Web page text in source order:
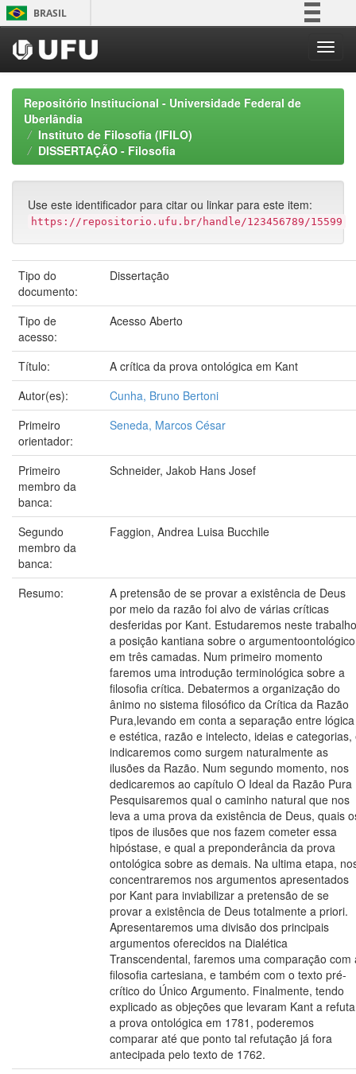
Skip
navigation
BRASIL
Participe
Acesso à informação
Repositório Institucional - Universidade Federal de
Uberlândia
Instituto de Filosofia (IFILO)
DISSERTAÇÃO - Filosofia
Use este identificador para citar ou linkar para este item:
https://repositorio.ufu.br/handle/123456789/15599
Tipo do
documento:
Dissertação
Tipo de
acesso:
Acesso Aberto
Título:
A crítica da prova ontológica em Kant
Autor(es):
Cunha, Bruno Bertoni
Primeiro
orientador:
Seneda, Marcos César
Primeiro
membro da
banca:
Schneider, Jakob Hans Josef
Segundo
membro da
banca:
Faggion, Andrea Luisa Bucchile
Resumo:
A pretensão de se provar a existência de Deus
por meio da razão foi alvo de várias críticas
desferidas por Kant. Estudaremos neste trabalho
a posição kantiana sobre o argumentoontológico
em três camadas. Num primeiro momento
faremos uma introdução terminológica sobre a
filosofia crítica. Debatermos a organização do
ânimo no sistema filosófico da Crítica da Razão
Pura,levando em conta a separação entre lógica
e estética, razão e intelecto, ideias e categorias,
indicaremos como surgem naturalmente as
ilusões da Razão. Num segundo momento, nos
dedicaremos ao capítulo O Ideal da Razão Pura
Pesquisaremos qual o caminho natural que nos
leva a uma prova da existência de Deus, quais
tipos de ilusões que nos fazem cometer essa
hipóstase, e qual a preponderância da prova
ontológica sobre as demais. Na ultima etapa,
concentraremos nos argumentos apresentados
por Kant para inviabilizar a pretensão de se
provar a existência de Deus totalmente a priori.
Apresentaremos uma divisão dos principais
argumentos oferecidos na Dialética
Transcendental, faremos uma comparação com
filosofia cartesiana, e também com o texto pré-
crítico do Único Argumento. Finalmente, tendo
explicado as objeções que levaram Kant a
a prova ontológica em 1781, poderemos
comparar até que ponto tal refutação já fora
antecipada pelo texto de 1762.